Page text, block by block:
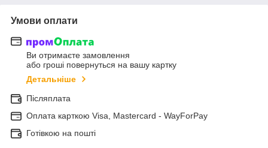
Умови оплати
Ви отримаєте замовлення
або гроші повернуться на вашу картку
Детальніше
Післяплата
Оплата карткою Visa, Mastercard - WayForPay
Готівкою на пошті